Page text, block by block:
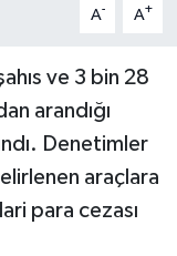
A- A+
ve 3 bin 28
arandığı
Denetimler
araçlara
para cezası